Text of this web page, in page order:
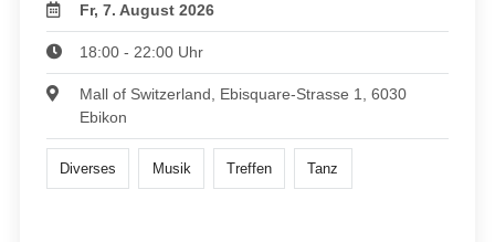
Fr, 7. August 2026
18:00 - 22:00 Uhr
Mall of Switzerland, Ebisquare-Strasse 1, 6030
Ebikon
Diverses Musik Treffen Tanz